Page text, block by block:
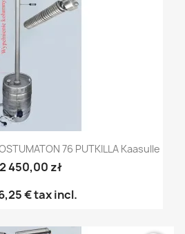
76 PUTKILLA Kaasulle
2 450,00 zł
€tax incl.